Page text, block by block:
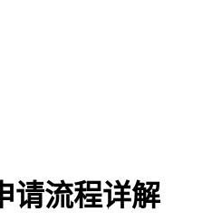
请流程详解